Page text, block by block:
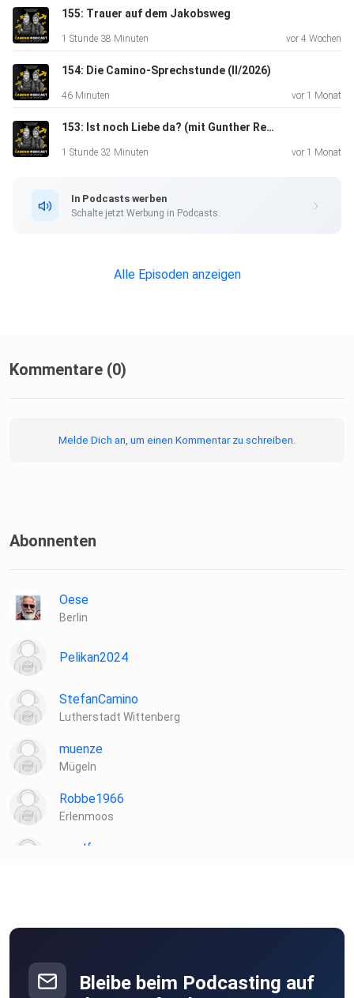
https://linktr.ee/camino_podcast (PS: bei jeder
Bestellung über den Link gibts eine kleine Provision für den
für das Sounddesign des Camino-Podcasts. Merci auch an
⁠⁠Domradio.de⁠⁠ für die Unterstützung. Buen
155: Trauer auf dem Jakobsweg
1 Stunde 38 Minuten vor 4 Wochen
154: Die Camino-Sprechstunde (II/2026)
46 Minuten vor 1 Monat
153: Ist noch Liebe da? (mit Gunther Reber)
1 Stunde 32 Minuten vor 1 Monat
In Podcasts werben
Schalte jetzt Werbung in Podcasts.
Alle Episoden anzeigen
Kommentare (0)
Melde Dich an, um einen Kommentar zu schreiben.
Abonnenten
Oese
Berlin
Pelikan2024
StefanCamino
Lutherstadt Wittenberg
muenze
Mügeln
Robbe1966
Erlenmoos
muelf
Hamburg
Bleibe beim Podcasting auf